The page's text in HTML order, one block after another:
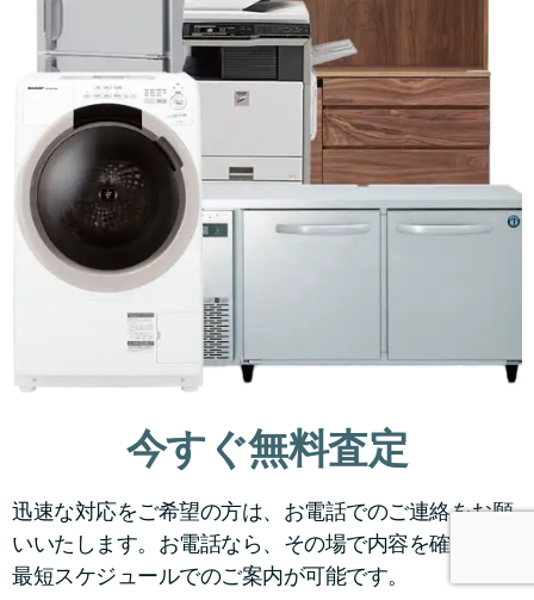
今すぐ無料査定
迅速な対応をご希望の方は、お電話でのご連絡をお願
いいたします。お電話なら、その場で内容を確認し、
最短スケジュールでのご案内が可能です。